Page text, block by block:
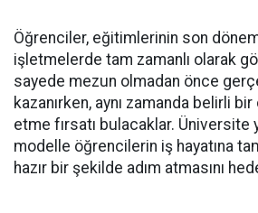
Öğrenciler, eğitimlerinin son
işletmelerde tam zamanlı olarak
sayede mezun olmadan önce
kazanırken, aynı zamanda belirli
etme fırsatı bulacaklar. Üniversite
modelle öğrencilerin iş hayatına
hazır bir şekilde adım atmasını